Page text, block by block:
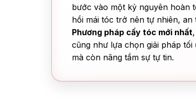
bước vào một kỷ nguyên hoàn
hồi mái tóc trở nên tự nhiên, an
Phương pháp cấy tóc mới nhất
cũng như lựa chọn giải pháp
mà còn nâng tầm sự tự tin.